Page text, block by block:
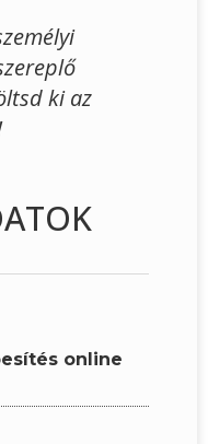
ki az
online